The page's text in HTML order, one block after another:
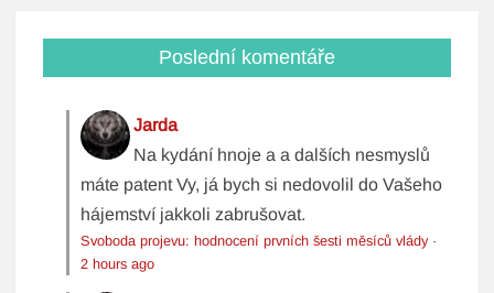
Poslední komentáře
Jarda
Na kydání hnoje a a dalších nesmyslů
máte patent Vy, já bych si nedovolil do Vašeho
hájemství jakkoli zabrušovat.
Svoboda projevu: hodnocení prvních šesti měsíců vlády·
2 hours ago